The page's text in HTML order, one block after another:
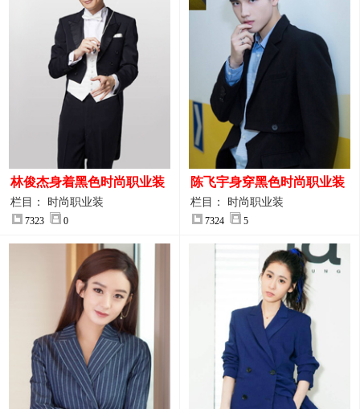
林俊杰身着黑色时尚职业装
制服图片
栏目： 时尚职业装
7323 0
陈飞宇身穿黑色时尚职业装
图片
栏目： 时尚职业装
7324 5